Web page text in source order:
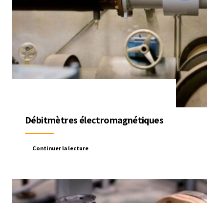
Débitmètres électromagnétiques
Continuer la lecture